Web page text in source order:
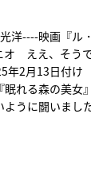
洋----映画『ル
オ ええ、そう
2月13日付け
れる森の美女
うに闘いまし